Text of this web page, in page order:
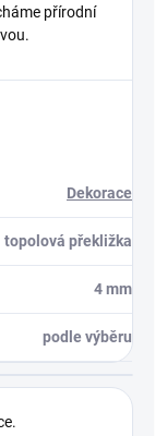
přírodní
Dekorace
topolová překližka
4 mm
podle výběru